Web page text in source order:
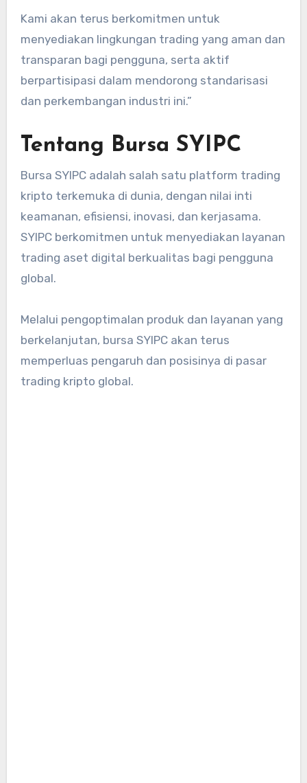
Kami akan terus berkomitmen untuk
menyediakan lingkungan trading yang aman dan
transparan bagi pengguna, serta aktif
berpartisipasi dalam mendorong standarisasi
dan perkembangan industri ini.”
Tentang Bursa SYIPC
Bursa SYIPC adalah salah satu platform trading
kripto terkemuka di dunia, dengan nilai inti
keamanan, efisiensi, inovasi, dan kerjasama.
SYIPC berkomitmen untuk menyediakan layanan
trading aset digital berkualitas bagi pengguna
global.
Melalui pengoptimalan produk dan layanan yang
berkelanjutan, bursa SYIPC akan terus
memperluas pengaruh dan posisinya di pasar
trading kripto global.